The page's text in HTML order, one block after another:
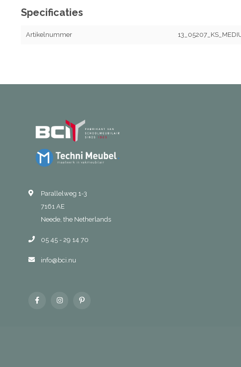
Specificaties
Artikelnummer
Parallelweg 1-3
7161 AE
Neede, the Netherlands
05 45 - 29 14 70
info@bci.nu